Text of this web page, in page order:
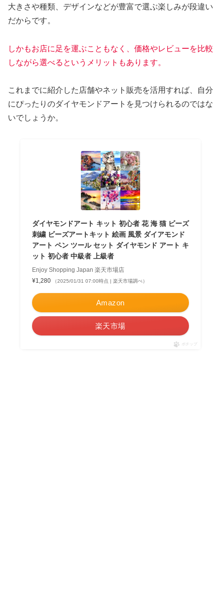
大きさや種類、デザインなどが豊富で選ぶ楽しみが段違い
だからです。
しかもお店に足を運ぶこともなく、価格やレビューを比較
しながら選べるというメリットもあります。
これまでに紹介した店舗やネット販売を活用すれば、自分
にぴったりのダイヤモンドアートを見つけられるのではな
いでしょうか。
ダイヤモンドアート キット 初心者 花 海 猫 ビーズ
刺繍 ビーズアートキット 絵画 風景 ダイアモンド
アート ペン ツール セット ダイヤモンド アート キ
ット 初心者 中級者 上級者
Enjoy Shopping Japan 楽天市場店
¥1,280
（2025/01/31 07:00時点 | 楽天市場調べ）
Amazon
楽天市場
ポチップ